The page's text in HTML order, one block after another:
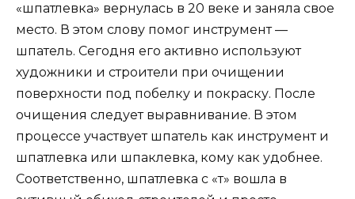
«шпатлевка» вернулась в 20 веке и заняла свое
место. В этом слову помог инструмент —
шпатель. Сегодня его активно используют
художники и строители при очищении
поверхности под побелку и покраску. После
очищения следует выравнивание. В этом
процессе участвует шпатель как инструмент и
шпатлевка или шпаклевка, кому как удобнее.
Соответственно, шпатлевка с «т» вошла в